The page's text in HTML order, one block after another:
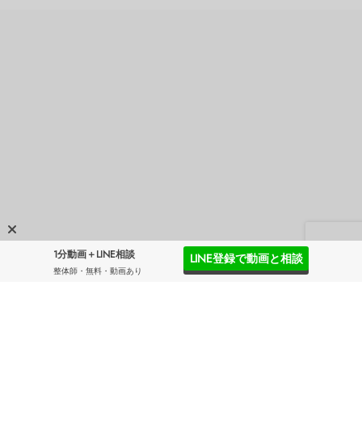
1分動画＋LINE相談
整体師・無料・動画あり
LINE登録で動画と相談